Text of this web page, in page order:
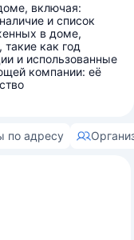
включая:
и список
в доме,
как год
и использованные
компании: её
по адресу